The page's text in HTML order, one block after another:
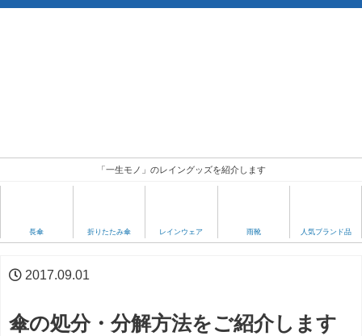
「一生モノ」のレイングッズを紹介します
長傘 折りたたみ傘 レインウェア 雨靴 人気ブランド品
2017.09.01
傘の処分・分解方法をご紹介します